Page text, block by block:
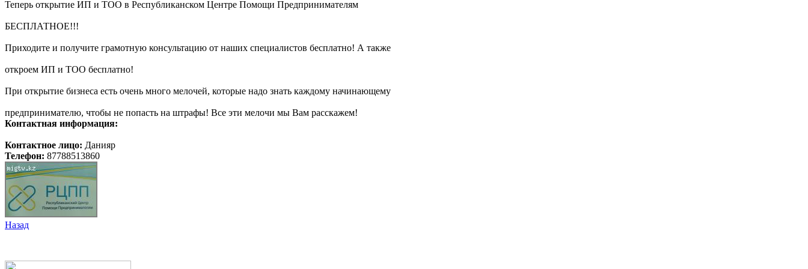
Теперь открытие ИП и ТОО в Республиканском Центре Помощи Предпринимателям
БЕСПЛАТНОЕ!!!
Приходите и получите грамотную консультацию от наших специалистов бесплатно! А также
откроем ИП и ТОО бесплатно!
При открытие бизнеса есть очень много мелочей, которые надо знать каждому начинающему
предпринимателю, чтобы не попасть на штрафы! Все эти мелочи мы Вам расскажем!
Контактная информация:
Контактное лицо: Данияр
Телефон: 87788513860
Назад